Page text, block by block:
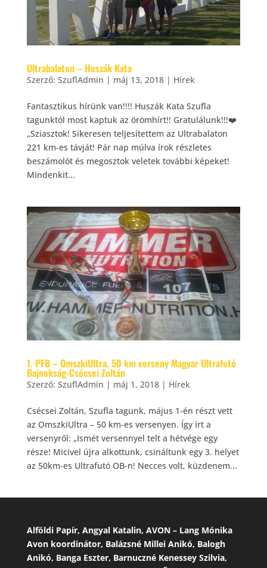
Ultrabalaton – Huszák Kata
Szerző: SzuflAdmin | máj 13, 2018| Hírek
Fantasztikus hírünk van!!!! Huszák Kata Szufla
tagunktól most kaptuk az örömhírt!! Gratulálunk!!!❤️
„Sziasztok! Sikeresen teljesítettem az Ultrabalaton
221 km-es távját! Pár nap múlva írok részletes
beszámolót és megosztok veletek további képeket!
Mindenkit...
1. PFB – OmszkiUltra, 50 km verseny Magyar Ultrafutó
Bajnokság-Csécsei Zoltán
Szerző: SzuflAdmin | máj 1, 2018| Hírek
Csécsei Zoltán, Szufla tagunk, május 1-én részt vett
az OmszkiUltra – 50 km-es versenyen. Így írt a
versenyről: „Ismét versennyel telt a hétvége egy
része! Micivel újra alkottunk, csináltunk egy 3. helyet
az 50km-es Ultrafutó OB-n! Necces volt, küzdenem...
Alföldi Papír, Angyal Katalin, AVON – Lang Mónika
Avon koordinátor, Balázsné Millei Anikó, Balogh
Anikó, Banga Eszter, Barnuczné Kenessey Szilvia,